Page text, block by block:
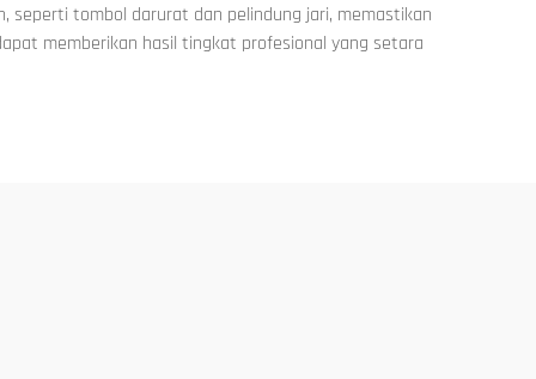
tombol darurat dan pelindung jari, memastikan
memberikan hasil tingkat profesional yang setara